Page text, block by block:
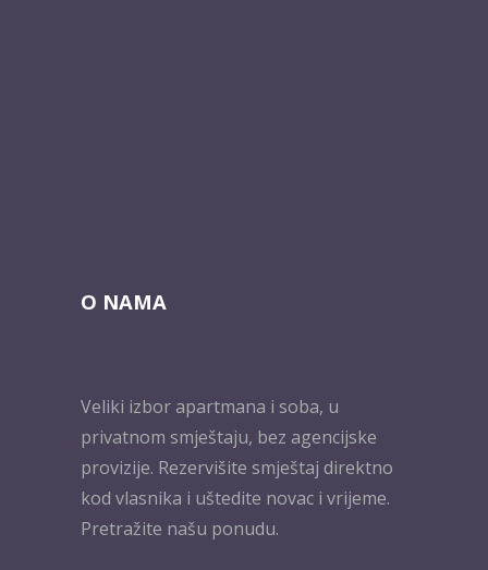
O NAMA
Veliki izbor apartmana i soba, u
privatnom smještaju, bez agencijske
provizije. Rezervišite smještaj direktno
kod vlasnika i uštedite novac i vrijeme.
Pretražite našu ponudu.